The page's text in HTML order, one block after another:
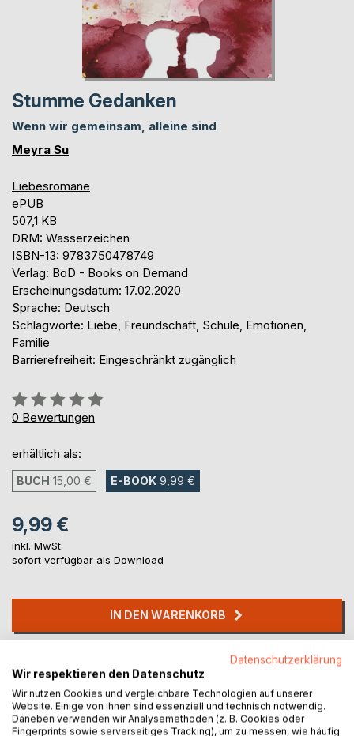
Stumme Gedanken
Wenn wir gemeinsam, alleine sind
Meyra Su
Liebesromane
ePUB
507,1 KB
DRM: Wasserzeichen
ISBN-13: 9783750478749
Verlag: BoD - Books on Demand
Erscheinungsdatum: 17.02.2020
Sprache: Deutsch
Schlagworte: Liebe, Freundschaft, Schule, Emotionen,
Familie
Barrierefreiheit: Eingeschränkt zugänglich
Bewertung::
0%
0 Bewertungen
erhältlich als:
BUCH 15,00 € E-BOOK 9,99 €
9,99 €
inkl. MwSt.
sofort verfügbar als Download
IN DEN WARENKORB
Titel bewerten
Datenschutzerklärung
Wir respektieren den Datenschutz
Wir nutzen Cookies und vergleichbare Technologien auf unserer
Website. Einige von ihnen sind essenziell und technisch notwendig.
Daneben verwenden wir Analysemethoden (z. B. Cookies oder
Fingerprints sowie serverseitiges Tracking), um zu messen, wie häufig